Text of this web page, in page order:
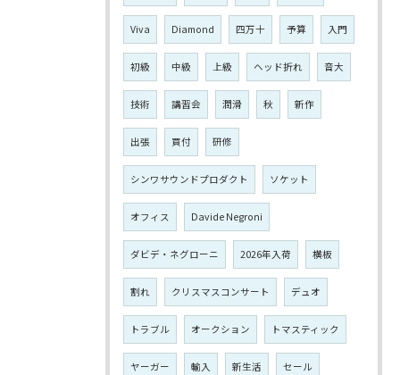
Viva Diamond 四万十 予算 入門
初級 中級 上級 ヘッド折れ 音大
技術 講習会 潤滑 秋 新作
出張 買付 研修
シンワサウンドプロダクト ソケット
オフィス Davide Negroni
ダビデ・ネグローニ 2026年入荷 横板
割れ クリスマスコンサート デュオ
トラブル オークション トマスティック
ヤーガー 輸入 新生活 セール